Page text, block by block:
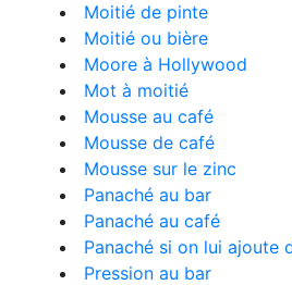
Moitié de pinte
Moitié ou bière
Moore à Hollywood
Mot à moitié
Mousse au café
Mousse de café
Mousse sur le zinc
Panaché au bar
Panaché au café
Panaché si on lui ajoute
Pression au bar